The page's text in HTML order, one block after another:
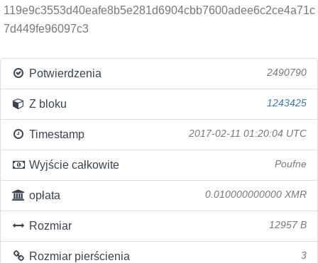
119e9c3553d40eafe8b5e281d6904cbb7600adee6c2ce4a71c
7d449fe96097c3
Potwierdzenia 2490790
Z bloku 1243425
Timestamp 2017-02-11 01:20:04 UTC
Wyjście całkowite Poufne
opłata 0.010000000000 XMR
Rozmiar 12957 B
Rozmiar pierścienia 3